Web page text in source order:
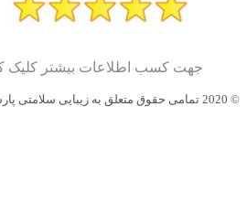
جهت کسب اطلاعات بیشتر کلیک کنید